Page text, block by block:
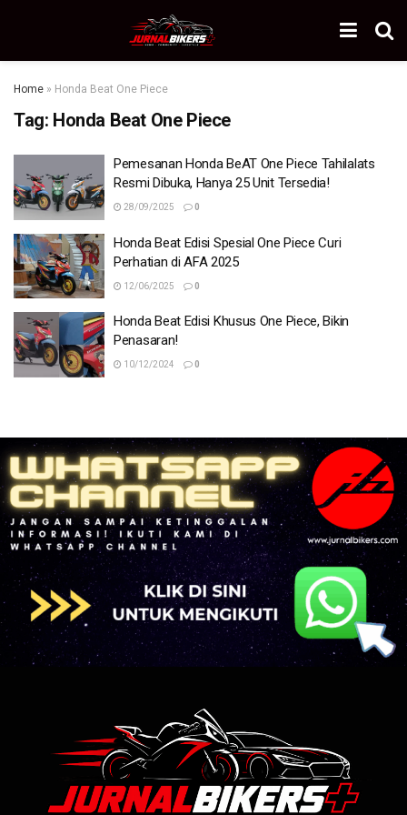
Home » Honda Beat One Piece
Tag: Honda Beat One Piece
Pemesanan Honda BeAT One Piece Tahilalats
Resmi Dibuka, Hanya 25 Unit Tersedia!
28/09/2025 0
Honda Beat Edisi Spesial One Piece Curi
Perhatian di AFA 2025
12/06/2025 0
Honda Beat Edisi Khusus One Piece, Bikin
Penasaran!
10/12/2024 0